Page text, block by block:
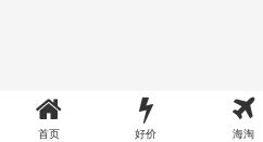
首页 好价 海淘